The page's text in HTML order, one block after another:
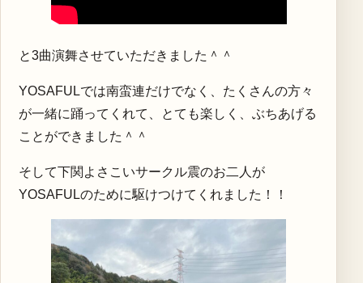
と3曲演舞させていただきました＾＾
YOSAFULでは南蛮連だけでなく、たくさんの方々
が一緒に踊ってくれて、とても楽しく、ぶちあげる
ことができました＾＾
そして下関よさこいサークル震のお二人が
YOSAFULのために駆けつけてくれました！！